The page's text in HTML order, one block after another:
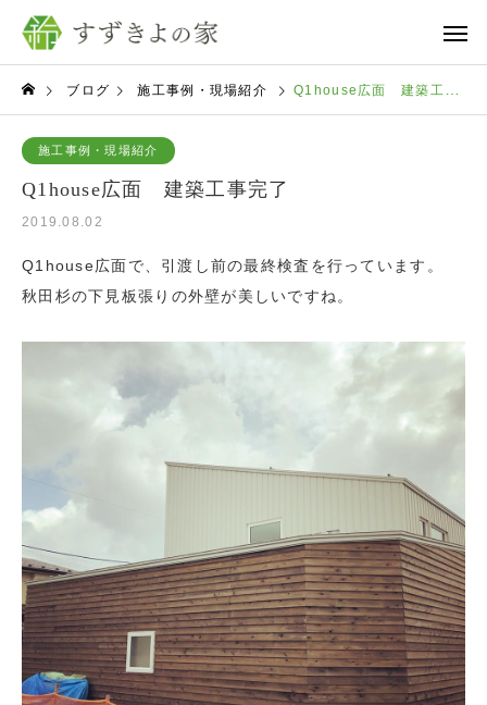
ブログ 施工事例・現場紹介 Q1house広面 建築工事完了
施工事例・現場紹介
Q1house広面 建築工事完了
2019.08.02
Q1house広面で、引渡し前の最終検査を行っています。
秋田杉の下見板張りの外壁が美しいですね。